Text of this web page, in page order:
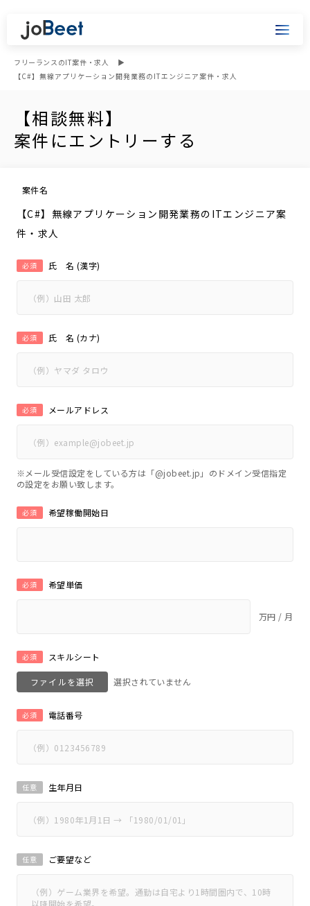
フリーランスのIT案件・求人
【C#】無線アプリケーション開発業務のITエンジニア案件・求人
【相談無料】
案件にエントリーする
案件名
【C#】無線アプリケーション開発業務のITエンジニア案
件・求人
氏 名 (漢字)
必須
氏 名 (カナ)
必須
メールアドレス
必須
※メール受信設定をしている方は「@jobeet.jp」のドメイン受信指定
の設定をお願い致します。
希望稼働開始日
必須
希望単価
必須
万円 / 月
スキルシート
必須
ファイルを選択
電話番号
必須
生年月日
任意
ご要望など
任意